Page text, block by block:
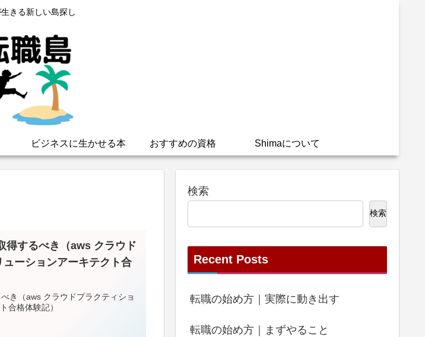
きる新しい島探し
ビジネスに生かせる本 おすすめの資格 Shimaについて
得するべき（aws クラウド
ーションアーキテクト合
き（aws クラウドプラクティショ
合格体験記）
検索
検索
Recent Posts
転職の始め方｜実際に動き出す
転職の始め方｜まずやること